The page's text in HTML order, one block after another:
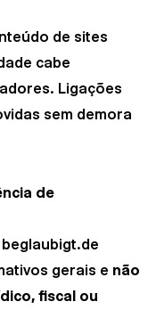
de sites
cabe
Ligações
sem demora
de
gerais e não
fiscal ou